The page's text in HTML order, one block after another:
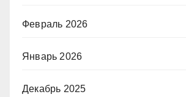
Февраль 2026
Январь 2026
Декабрь 2025